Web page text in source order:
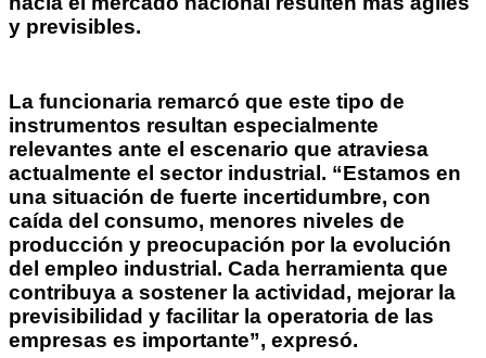
y previsibles.
La funcionaria remarcó que este tipo de
instrumentos resultan especialmente
relevantes ante el escenario que atraviesa
actualmente el sector industrial. “Estamos en
una situación de fuerte incertidumbre, con
caída del consumo, menores niveles de
producción y preocupación por la evolución
del empleo industrial. Cada herramienta que
contribuya a sostener la actividad, mejorar la
previsibilidad y facilitar la operatoria de las
empresas es importante”, expresó.